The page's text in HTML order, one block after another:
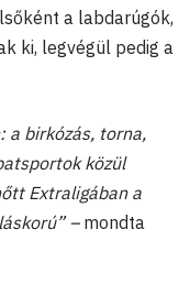
a labdarúgók,
ki, legvégül pedig a
a birkózás, torna,
közül
Extraligában a
– mondta